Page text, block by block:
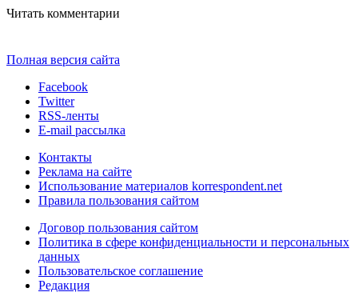
Читать комментарии
Полная версия сайта
Facebook
Twitter
RSS-ленты
E-mail рассылка
Контакты
Реклама на сайте
Использование материалов korrespondent.net
Правила пользования сайтом
Договор пользования сайтом
Политика в сфере конфиденциальности и персональных
данных
Пользовательское соглашение
Редакция